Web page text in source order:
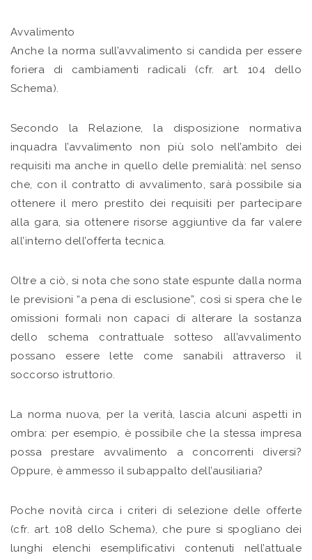
Avvalimento
Anche la norma sull’avvalimento si candida per essere
foriera di cambiamenti radicali (cfr. art. 104 dello
Schema).
Secondo la Relazione, la disposizione normativa
inquadra l’avvalimento non più solo nell’ambito dei
requisiti ma anche in quello delle premialità: nel senso
che, con il contratto di avvalimento, sarà possibile sia
ottenere il mero prestito dei requisiti per partecipare
alla gara, sia ottenere risorse aggiuntive da far valere
all’interno dell’offerta tecnica.
Oltre a ciò, si nota che sono state espunte dalla norma
le previsioni “a pena di esclusione”, così si spera che le
omissioni formali non capaci di alterare la sostanza
dello schema contrattuale sotteso all’avvalimento
possano essere lette come sanabili attraverso il
soccorso istruttorio.
La norma nuova, per la verità, lascia alcuni aspetti in
ombra: per esempio, è possibile che la stessa impresa
possa prestare avvalimento a concorrenti diversi?
Oppure, è ammesso il subappalto dell’ausiliaria?
Poche novità circa i criteri di selezione delle offerte
(cfr. art. 108 dello Schema), che pure si spogliano dei
lunghi elenchi esemplificativi contenuti nell’attuale